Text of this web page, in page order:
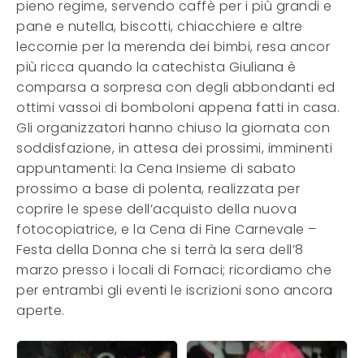
pieno regime, servendo caffè per i più grandi e
pane e nutella, biscotti, chiacchiere e altre
leccornie per la merenda dei bimbi, resa ancor
più ricca quando la catechista Giuliana è
comparsa a sorpresa con degli abbondanti ed
ottimi vassoi di bomboloni appena fatti in casa.
Gli organizzatori hanno chiuso la giornata con
soddisfazione, in attesa dei prossimi, imminenti
appuntamenti: la Cena Insieme di sabato
prossimo a base di polenta, realizzata per
coprire le spese dell’acquisto della nuova
fotocopiatrice, e la Cena di Fine Carnevale –
Festa della Donna che si terrà la sera dell’8
marzo presso i locali di Fornaci; ricordiamo che
per entrambi gli eventi le iscrizioni sono ancora
aperte.